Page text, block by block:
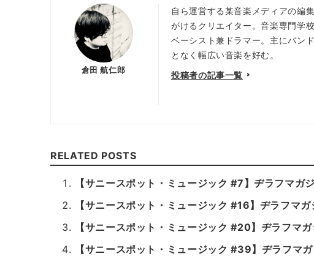
倉田 航仁郎
自ら運営する某音楽メディアの編
がけるクリエイター。音楽専門学
ベーシスト兼ドラマー。主にバン
となく幅広い音楽を好む。
投稿者の記事一覧
RELATED POSTS
【サニースポット・ミュージック #7】ヂラフマガ
【サニースポット・ミュージック #16】ヂラフマ
【サニースポット・ミュージック #20】ヂラフマ
【サニースポット・ミュージック #39】ヂラフマ